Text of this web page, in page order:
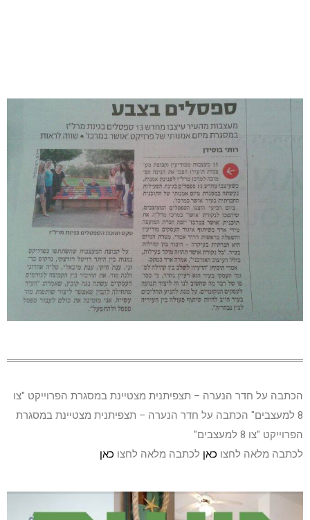
הכתבה על חדר הנערה – תצפיתנית מצטיינת במסגרת הפרוייקט "צו
8 למעצבים" הכתבה על חדר הנערה – תצפיתנית מצטיינת במסגרת
הפרוייקט "צו 8 למעצבים"
לכתבה מלאה לחצו כאן לכתבה מלאה לחצו כאן